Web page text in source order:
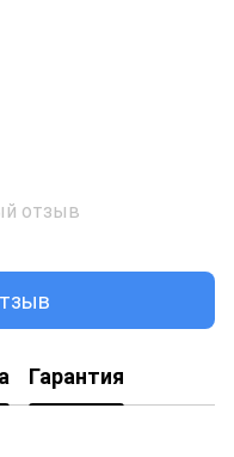
отзыв
Гарантия